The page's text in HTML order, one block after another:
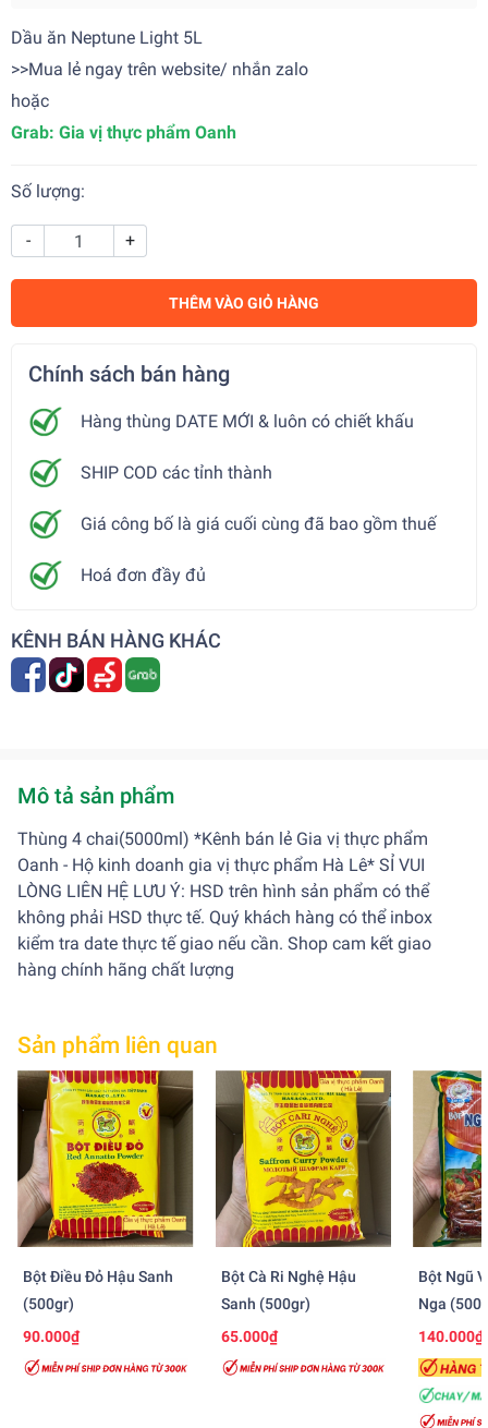
Dầu ăn Neptune Light 5L
>>Mua lẻ ngay trên website/ nhắn zalo
hoặc
Grab: Gia vị thực phẩm Oanh
Số lượng:
- +
THÊM VÀO GIỎ HÀNG
Chính sách bán hàng
Hàng thùng DATE MỚI & luôn có chiết khấu
SHIP COD các tỉnh thành
Giá công bố là giá cuối cùng đã bao gồm thuế
Hoá đơn đầy đủ
KÊNH BÁN HÀNG KHÁC
Mô tả sản phẩm
Thùng 4 chai(5000ml) *Kênh bán lẻ Gia vị thực phẩm
Oanh - Hộ kinh doanh gia vị thực phẩm Hà Lê* SỈ VUI
LÒNG LIÊN HỆ LƯU Ý: HSD trên hình sản phẩm có thể
không phải HSD thực tế. Quý khách hàng có thể inbox
kiểm tra date thực tế giao nếu cần. Shop cam kết giao
hàng chính hãng chất lượng
Sản phẩm liên quan
Bột Điều Đỏ Hậu Sanh
(500gr)
90.000₫
Bột Cà Ri Nghệ Hậu
Sanh (500gr)
65.000₫
Bột Ngũ
Nga
140.000₫